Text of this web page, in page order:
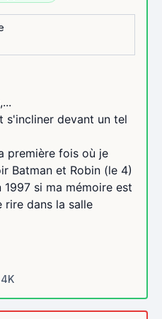
s'incliner devant un tel
première fois où je
Batman et Robin (le 4)
si ma mémoire est
dans la salle